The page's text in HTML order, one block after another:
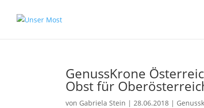
GenussKrone
Obst für
von Gabriela Stein |28.06.2018 |